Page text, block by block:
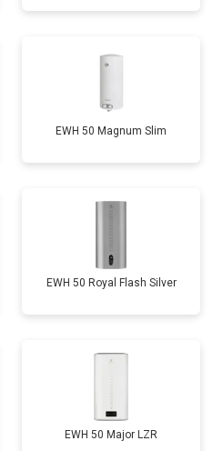
EWH 50 Magnum Slim
EWH 50 Royal Flash Silver
EWH 50 Major LZR